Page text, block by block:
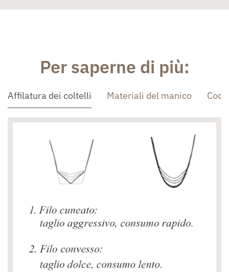
Per saperne di più:
Affilatura dei coltelli Materiali del manico